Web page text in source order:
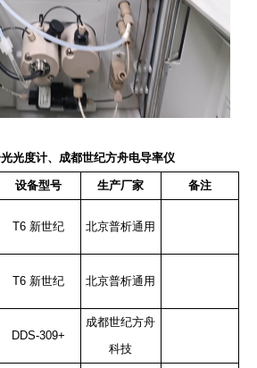
光度计、成都世纪方舟电导率仪
设备型号 生产厂家 备注
T6 新世纪 北京普析通用
T6 新世纪 北京普析通用
DDS-309+
成都世纪方舟
科技